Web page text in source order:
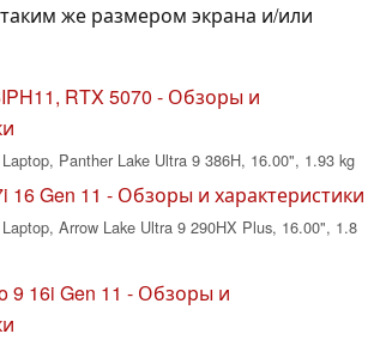
же размером экрана и/или
RTX 5070 - Обзоры и
Panther Lake Ultra 9 386H, 16.00", 1.93 kg
16 Gen 11 - Обзоры и характеристики
Arrow Lake Ultra 9 290HX Plus, 16.00", 1.8
9 16i Gen 11 - Обзоры и